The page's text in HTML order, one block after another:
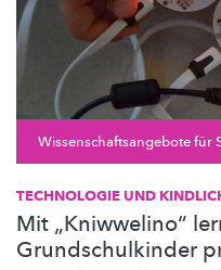
Wissenschaftsangebote für
TECHNOLOGIE UND
Mit „Kniwwelino“
Grundschulkinder